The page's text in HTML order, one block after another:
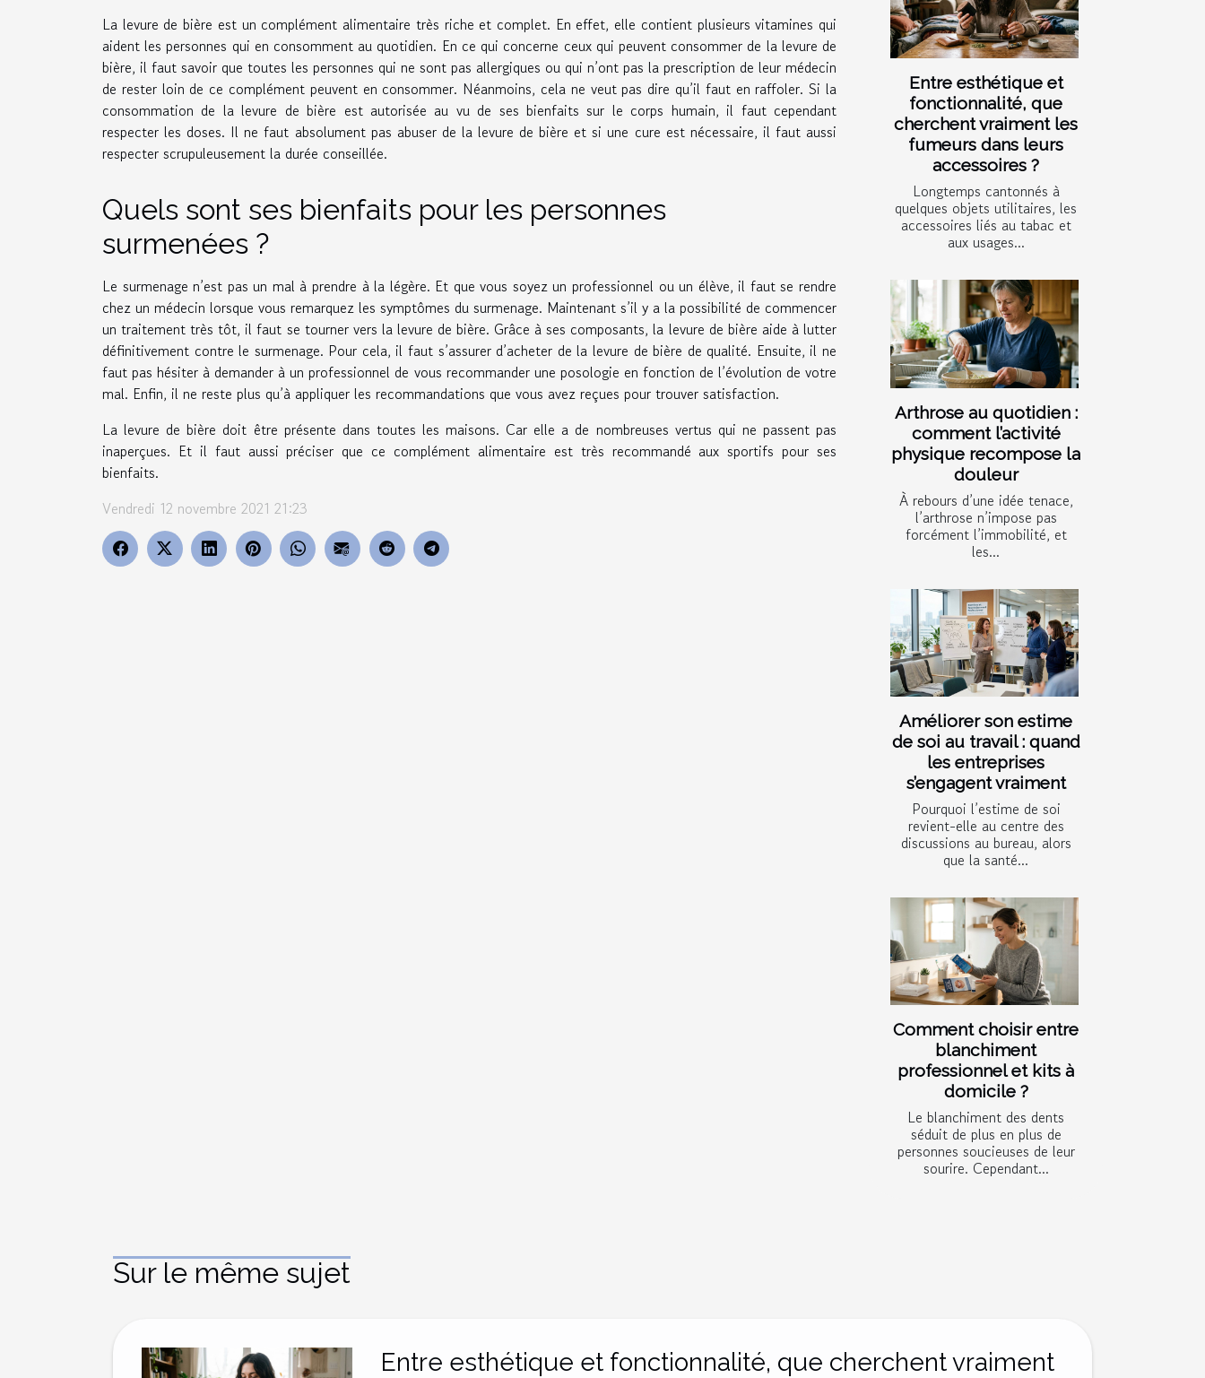
La levure de bière est un complément alimentaire très riche et complet. En effet, elle contient plusieurs vitamines qui
aident les personnes qui en consomment au quotidien. En ce qui concerne ceux qui peuvent consommer de la levure de
bière, il faut savoir que toutes les personnes qui ne sont pas allergiques ou qui n’ont pas la prescription de leur médecin
de rester loin de ce complément peuvent en consommer. Néanmoins, cela ne veut pas dire qu’il faut en raffoler. Si la
consommation de la levure de bière est autorisée au vu de ses bienfaits sur le corps humain, il faut cependant
respecter les doses. Il ne faut absolument pas abuser de la levure de bière et si une cure est nécessaire, il faut aussi
respecter scrupuleusement la durée conseillée.
Quels sont ses bienfaits pour les personnes
surmenées ?
Le surmenage n’est pas un mal à prendre à la légère. Et que vous soyez un professionnel ou un élève, il faut se rendre
chez un médecin lorsque vous remarquez les symptômes du surmenage. Maintenant s’il y a la possibilité de commencer
un traitement très tôt, il faut se tourner vers la levure de bière. Grâce à ses composants, la levure de bière aide à lutter
définitivement contre le surmenage. Pour cela, il faut s’assurer d’acheter de la levure de bière de qualité. Ensuite, il ne
faut pas hésiter à demander à un professionnel de vous recommander une posologie en fonction de l’évolution de votre
mal. Enfin, il ne reste plus qu’à appliquer les recommandations que vous avez reçues pour trouver satisfaction.
La levure de bière doit être présente dans toutes les maisons. Car elle a de nombreuses vertus qui ne passent pas
inaperçues. Et il faut aussi préciser que ce complément alimentaire est très recommandé aux sportifs pour ses
bienfaits.
Vendredi 12 novembre 2021 21:23
Entre esthétique et
fonctionnalité, que
cherchent vraiment les
fumeurs dans leurs
accessoires ?
Longtemps cantonnés à
quelques objets utilitaires, les
accessoires liés au tabac et
aux usages...
Arthrose au quotidien :
comment l’activité
physique recompose la
douleur
À rebours d’une idée tenace,
l’arthrose n’impose pas
forcément l’immobilité, et
les...
Améliorer son estime
de soi au travail : quand
les entreprises
s’engagent vraiment
Pourquoi l’estime de soi
revient-elle au centre des
discussions au bureau, alors
que la santé...
Comment choisir entre
blanchiment
professionnel et kits à
domicile ?
Le blanchiment des dents
séduit de plus en plus de
personnes soucieuses de leur
sourire. Cependant...
Sur le même sujet
Entre esthétique et fonctionnalité, que cherchent vraiment